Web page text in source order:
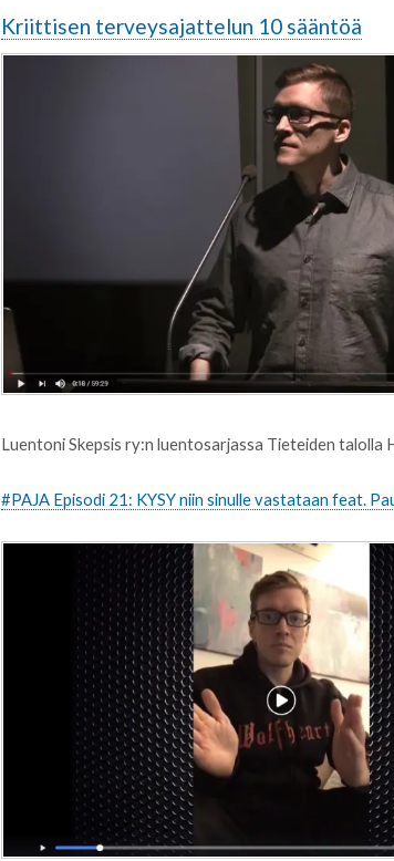
Kriittisen terveysajattelun 10 sääntöä
Luentoni Skepsis ry:n luentosarjassa Tieteiden talolla
#PAJA Episodi 21: KYSY niin sinulle vastataan feat.